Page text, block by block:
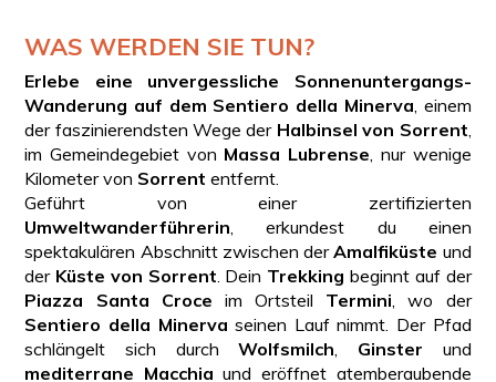
WAS WERDEN SIE TUN?
Erlebe eine unvergessliche Sonnenuntergangs-
Wanderung auf dem Sentiero della Minerva , einem
der faszinierendsten Wege der Halbinsel von Sorrent
im Gemeindegebiet von Massa Lubrense , nur wenige
Kilometer von Sorrent entfernt.
Geführt von einer zertifizierten
Umweltwanderführerin , erkundest du einen
spektakulären Abschnitt zwischen derAmalfiküste und
der Küste von Sorrent . Dein Trekking beginnt auf der
Piazza Santa Croce im Ortsteil Termini , wo der
Sentiero della Minerva seinen Lauf nimmt. Der Pfad
schlängelt sich durchWolfsmilch Ginster und
mediterrane Macchia und eröffnet atemberaubende